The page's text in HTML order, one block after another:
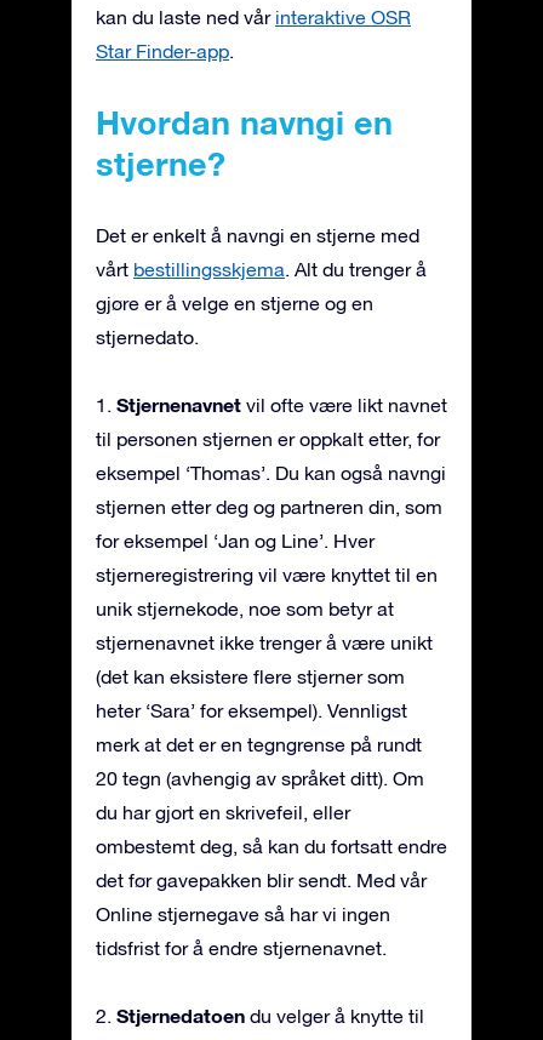
kan du laste ned vår interaktive OSR
Star Finder-app.
Hvordan navngi en
stjerne?
Det er enkelt å navngi en stjerne med
vårt bestillingsskjema. Alt du trenger å
gjøre er å velge en stjerne og en
stjernedato.
1. Stjernenavnet vil ofte være likt navnet
til personen stjernen er oppkalt etter, for
eksempel ‘Thomas’. Du kan også navngi
stjernen etter deg og partneren din, som
for eksempel ‘Jan og Line’. Hver
stjerneregistrering vil være knyttet til en
unik stjernekode, noe som betyr at
stjernenavnet ikke trenger å være unikt
(det kan eksistere flere stjerner som
heter ‘Sara’ for eksempel). Vennligst
merk at det er en tegngrense på rundt
20 tegn (avhengig av språket ditt). Om
du har gjort en skrivefeil, eller
ombestemt deg, så kan du fortsatt endre
det før gavepakken blir sendt. Med vår
Online stjernegave så har vi ingen
tidsfrist for å endre stjernenavnet.
2. Stjernedatoen du velger å knytte til